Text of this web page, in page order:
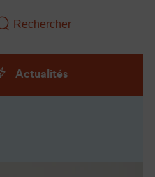
Actualités